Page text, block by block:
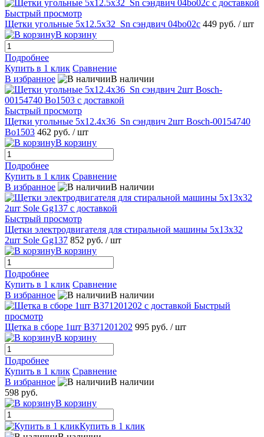
Быстрый просмотр
Щетки угольные 5x12.5x32_Sn сэндвич 04bo02c 449 руб. / шт
В корзину
Подробнее
Купить в 1 клик Сравнение
В избранное
В наличии
Быстрый просмотр
Щетки угольные 5x12.4x36_Sn сэндвич 2шт Bosch-00154740
Bo1503 462 руб. / шт
В корзину
Подробнее
Купить в 1 клик Сравнение
В избранное
В наличии
Быстрый просмотр
Щетки электродвигателя для стиральной машины 5x13x32
2шт Sole Gg137 852 руб. / шт
В корзину
Подробнее
Купить в 1 клик Сравнение
В избранное
В наличии
Быстрый
просмотр
Щетка в сборе 1шт B371201202 995 руб. / шт
В корзину
Подробнее
Купить в 1 клик Сравнение
В избранное
В наличии
598 руб.
В корзину
Купить в 1 клик